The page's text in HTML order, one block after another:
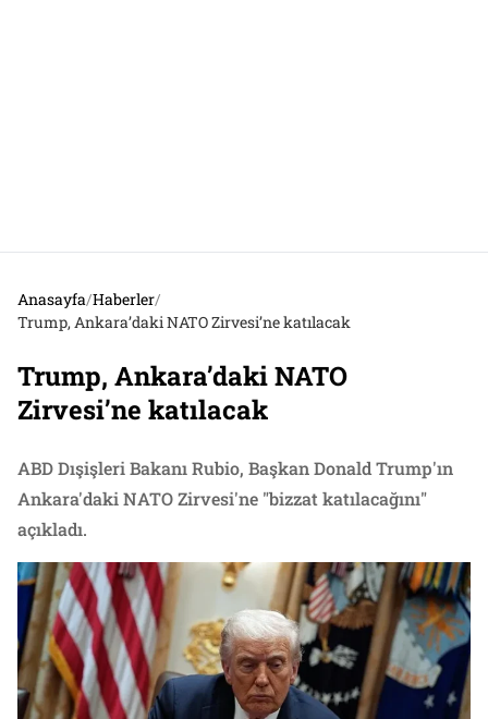
Anasayfa/Haberler/
Trump, Ankara’daki NATO Zirvesi’ne katılacak
Trump, Ankara’daki NATO
Zirvesi’ne katılacak
ABD Dışişleri Bakanı Rubio, Başkan Donald Trump'ın
Ankara'daki NATO Zirvesi'ne "bizzat katılacağını"
açıkladı.